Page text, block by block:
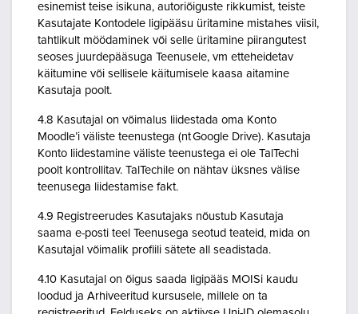
esinemist teise isikuna, autoriõiguste rikkumist, teiste
Kasutajate Kontodele ligipääsu üritamine mistahes viisil,
tahtlikult möödaminek või selle üritamine piirangutest
seoses juurdepääsuga Teenusele, vm etteheidetav
käitumine või sellisele käitumisele kaasa aitamine
Kasutaja poolt.
4.8 Kasutajal on võimalus liidestada oma Konto
Moodle’i väliste teenustega (nt Google Drive). Kasutaja
Konto liidestamine väliste teenustega ei ole TalTechi
poolt kontrollitav. TalTechile on nähtav üksnes välise
teenusega liidestamise fakt.
4.9 Registreerudes Kasutajaks nõustub Kasutaja
saama e-posti teel Teenusega seotud teateid, mida on
Kasutajal võimalik profiili sätete all seadistada.
4.10 Kasutajal on õigus saada ligipääs MOISi kaudu
loodud ja Arhiveeritud kursusele, millele on ta